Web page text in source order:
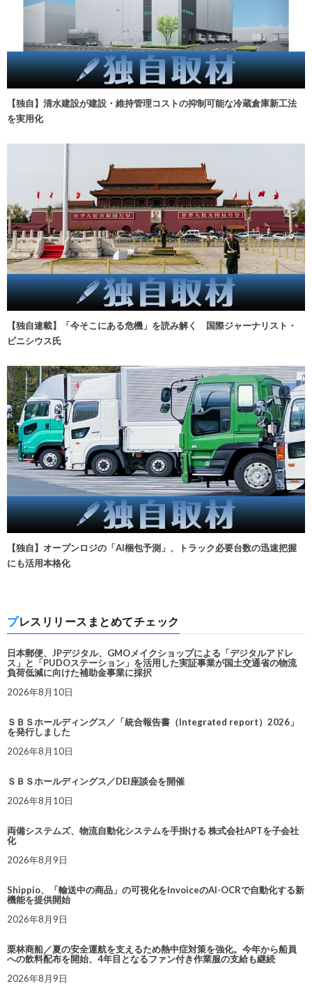
【独自】清水建設が建設・維持管理コストの抑制可能な冷蔵倉庫新工法
を実用化
【独自連載】「今そこにある危機」を読み解く 国際ジャーナリスト・
ビニシウス氏
【独自】オープンロジの「AI梱包予測」、トラック必要台数の迅速把握
にも活用本格化
プレスリリースまとめてチェック
日本郵便、JPデジタル、GMOメイクショップによる「デジタルアドレ
ス」と「PUDOステーション」を活用した実証事業が国土交通省の物流
負荷低減に向けた補助金事業に採択
2026年8月10日
ＳＢＳホールディングス／「統合報告書（Integrated report）2026」
を発行しました
2026年8月10日
ＳＢＳホールディングス／DEI座談会を開催
2026年8月10日
両備システムズ、物流自動化システムを手掛ける 株式会社APTを子会社
化
2026年8月9日
Shippio、「輸送中の商品」の可視化をInvoiceのAI-OCRで自動化する新
機能を提供開始
2026年8月9日
栗林商船／夏の安全運航を支えるため熱中症対策を強化。今年から船員
への飲料配布を開始、4年目となるファン付き作業服の支給も継続
2026年8月9日